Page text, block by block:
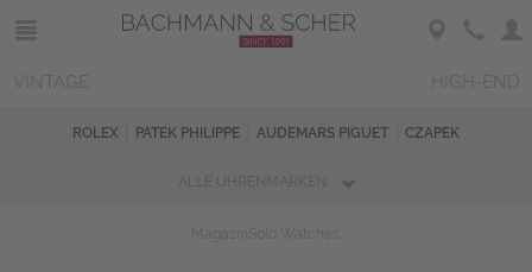
ROLEX PATEK PHILIPPE AUDEMARS PIGUET CZAPEK